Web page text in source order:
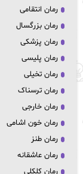
رمان انتقامی
رمان بزرگسال
رمان پزشکی
رمان پلیسی
رمان تخیلی
رمان ترسناک
رمان خارجی
رمان خون اشامی
رمان طنز
رمان عاشقانه